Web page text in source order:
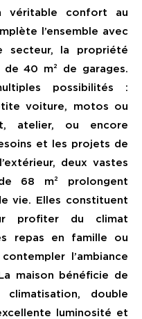
véritable confort au
l’ensemble avec
secteur, la propriété
40 m² de garages.
possibilités :
voiture, motos ou
atelier, ou encore
et les projets de
deux vastes
68 m² prolongent
vie. Elles constituent
profiter du climat
repas en famille ou
l’ambiance
maison bénéficie de
climatisation, double
luminosité et